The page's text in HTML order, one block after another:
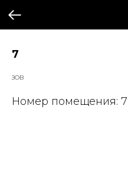
7
ЗОВ
Номер помещения: 7